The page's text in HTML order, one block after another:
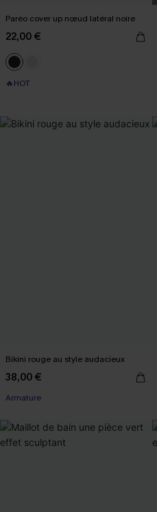
Paréo cover up nœud latéral noire
22,00 €
🔥HOT
Bikini rouge au style audacieux
38,00 €
Armature